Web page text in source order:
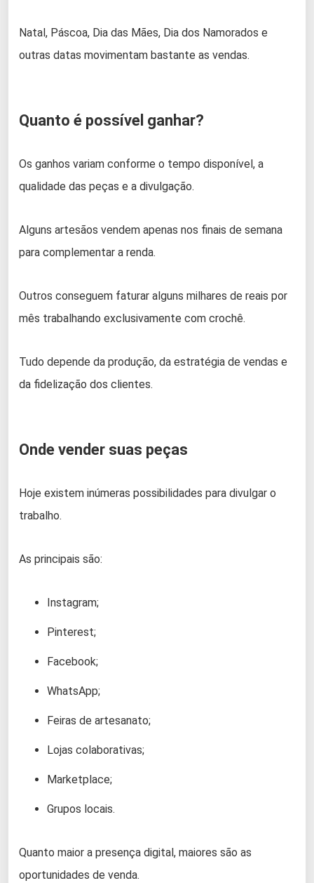
Natal, Páscoa, Dia das Mães, Dia dos Namorados e
outras datas movimentam bastante as vendas.
Quanto é possível ganhar?
Os ganhos variam conforme o tempo disponível, a
qualidade das peças e a divulgação.
Alguns artesãos vendem apenas nos finais de semana
para complementar a renda.
Outros conseguem faturar alguns milhares de reais por
mês trabalhando exclusivamente com crochê.
Tudo depende da produção, da estratégia de vendas e
da fidelização dos clientes.
Onde vender suas peças
Hoje existem inúmeras possibilidades para divulgar o
trabalho.
As principais são:
Instagram;
Pinterest;
Facebook;
WhatsApp;
Feiras de artesanato;
Lojas colaborativas;
Marketplace;
Grupos locais.
Quanto maior a presença digital, maiores são as
oportunidades de venda.